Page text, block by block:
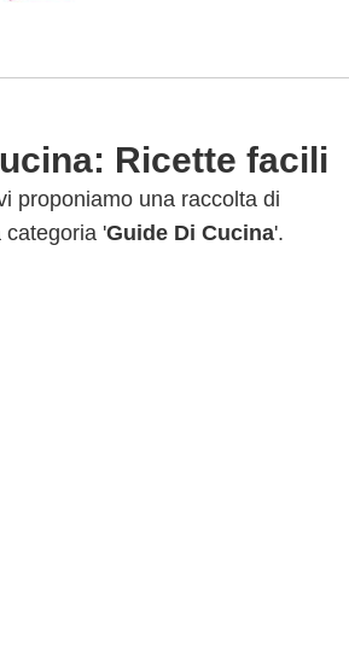
Ricette facili
proponiamo una raccolta di
categoria 'Guide Di Cucina'.